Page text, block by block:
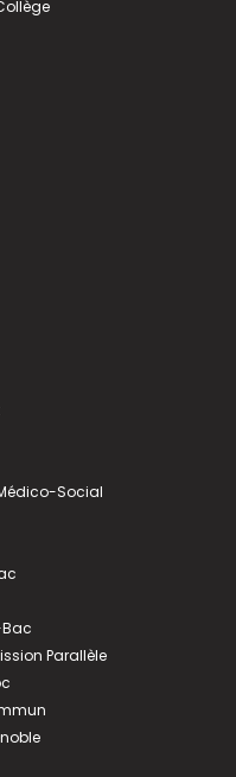
Social
Parallèle